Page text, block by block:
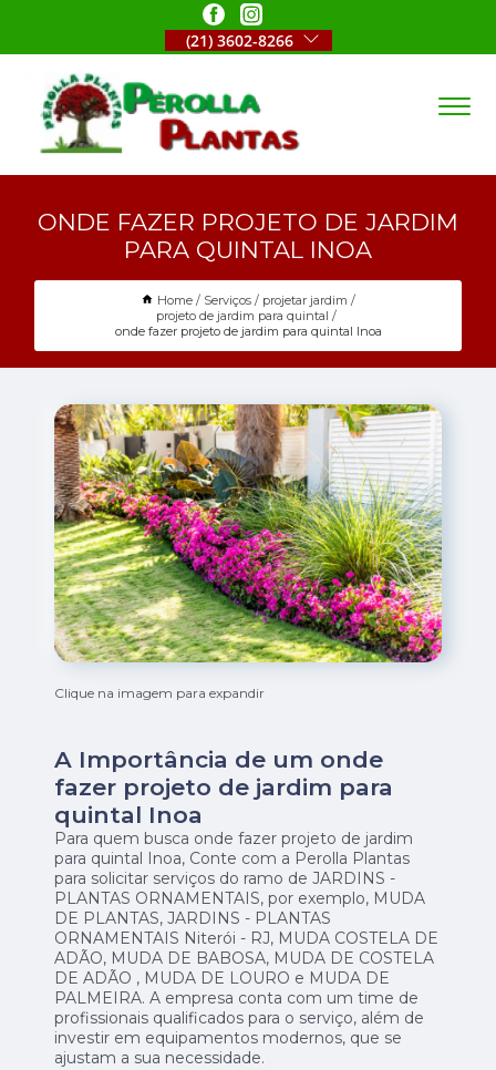
(21) 3602-8266
ONDE FAZER PROJETO DE JARDIM
PARA QUINTAL INOA
Home Serviços
projetar jardim
projeto de jardim para quintal
onde fazer projeto de jardim para quintal Inoa
Clique na imagem para expandir
A Importância de um onde
fazer projeto de jardim para
quintal Inoa
Para quem busca onde fazer projeto de jardim
para quintal Inoa, Conte com a Perolla Plantas
para solicitar serviços do ramo de JARDINS -
PLANTAS ORNAMENTAIS, por exemplo, MUDA
DE PLANTAS, JARDINS - PLANTAS
ORNAMENTAIS Niterói - RJ, MUDA COSTELA DE
ADÃO, MUDA DE BABOSA, MUDA DE COSTELA
DE ADÃO , MUDA DE LOURO e MUDA DE
PALMEIRA. A empresa conta com um time de
profissionais qualificados para o serviço, além de
investir em equipamentos modernos, que se
ajustam a sua necessidade.